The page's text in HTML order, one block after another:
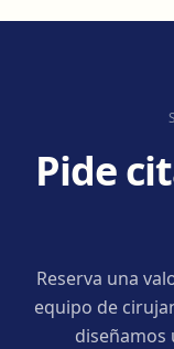
Pide
Reserva una
equipo de
diseñamos